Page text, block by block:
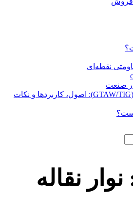
نقطه‌ای
صنعت
جوش آرگون (GTAW/TIG): اصول، کاربردها و نکات
نوار نقاله